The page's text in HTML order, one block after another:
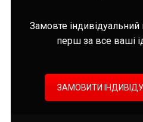
Замовте індивідуальний
перш за все ваші
ЗАМОВИТИ